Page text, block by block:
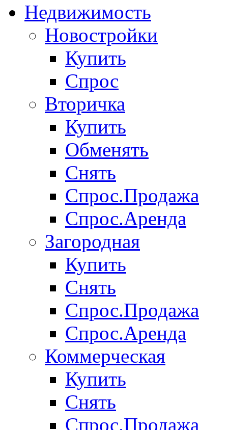
Недвижимость
Новостройки
Купить
Спрос
Вторичка
Купить
Обменять
Снять
Спрос.Продажа
Спрос.Аренда
Загородная
Купить
Снять
Спрос.Продажа
Спрос.Аренда
Коммерческая
Купить
Снять
Спрос.Продажа